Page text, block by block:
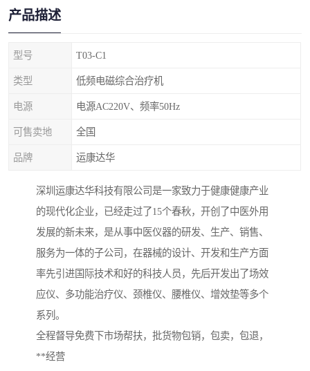
产品描述
型号 T03-C1
类型 低频电磁综合治疗机
电源 电源AC220V、频率50Hz
可售卖地 全国
品牌 运康达华
深圳运康达华科技有限公司是一家致力于健康健康产业
的现代化企业，已经走过了15个春秋，开创了中医外用
发展的新未来，是从事中医仪器的研发、生产、销售、
服务为一体的子公司，在器械的设计、开发和生产方面
率先引进国际技术和好的科技人员，先后开发出了场效
应仪、多功能治疗仪、颈椎仪、腰椎仪、增效垫等多个
系列。
全程督导免费下市场帮扶，批货物包销，包卖，包退，
**经营